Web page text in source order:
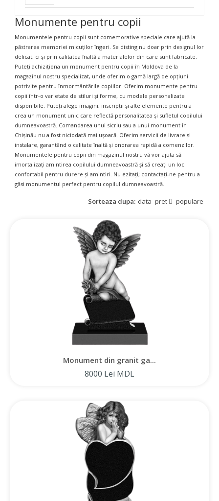
Monumente pentru copii
Monumentele pentru copii sunt comemorative speciale care ajută la
păstrarea memoriei micuților îngeri. Se disting nu doar prin designul lor
delicat, ci și prin calitatea înaltă a materialelor din care sunt fabricate.
Puteți achiziționa un monument pentru copii în Moldova de la
magazinul nostru specializat, unde oferim o gamă largă de opțiuni
potrivite pentru înmormântările copiilor. Oferim monumente pentru
copii într-o varietate de stiluri și forme, cu modele personalizate
disponibile. Puteți alege imagini, inscripții și alte elemente pentru a
crea un monument unic care reflectă personalitatea și sufletul copilului
dumneavoastră. Comandarea unui sicriu sau a unui monument în
Chișinău nu a fost niciodată mai ușoară. Oferim servicii de livrare și
instalare, garantând o calitate înaltă și onorarea rapidă a comenzilor.
Monumentele pentru copii din magazinul nostru vă vor ajuta să
imortalizați amintirea copilului dumneavoastră și să creați un loc
confortabil pentru durere și amintiri. Nu ezitați; contactați-ne pentru a
găsi monumentul perfect pentru copilul dumneavoastră.
Sorteaza dupa: data pret populare
Monument din granit ga...
8000 Lei MDL